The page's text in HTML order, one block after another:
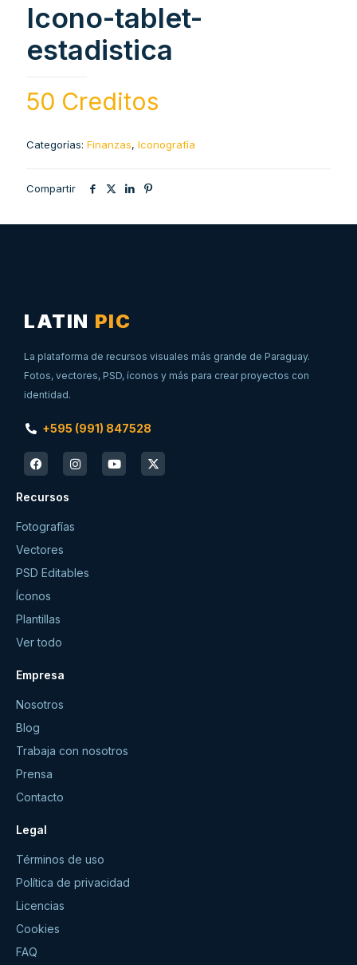
Icono-tablet-
estadistica
50 Creditos
Categorías: Finanzas, Iconografía
Compartir
LATIN PIC
La plataforma de recursos visuales más grande de Paraguay.
Fotos, vectores, PSD, íconos y más para crear proyectos con
identidad.
+595 (991) 847528
Recursos
Fotografías
Vectores
PSD Editables
Íconos
Plantillas
Ver todo
Empresa
Nosotros
Blog
Trabaja con nosotros
Prensa
Contacto
Legal
Términos de uso
Política de privacidad
Licencias
Cookies
FAQ